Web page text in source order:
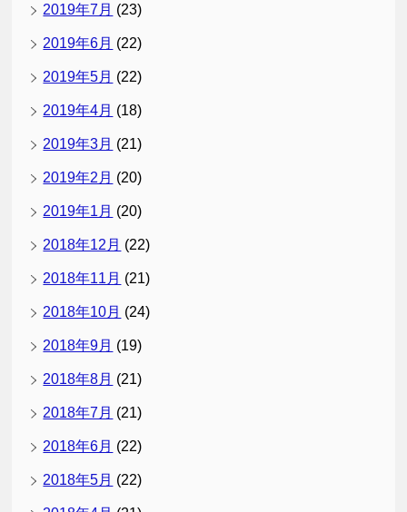
2019年7月 (23)
2019年6月 (22)
2019年5月 (22)
2019年4月 (18)
2019年3月 (21)
2019年2月 (20)
2019年1月 (20)
2018年12月 (22)
2018年11月 (21)
2018年10月 (24)
2018年9月 (19)
2018年8月 (21)
2018年7月 (21)
2018年6月 (22)
2018年5月 (22)